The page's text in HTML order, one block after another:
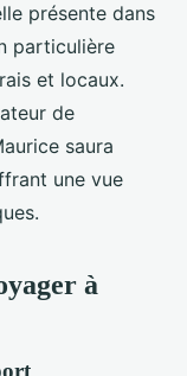
présente dans
particulière
et locaux.
de
saura
une vue
à